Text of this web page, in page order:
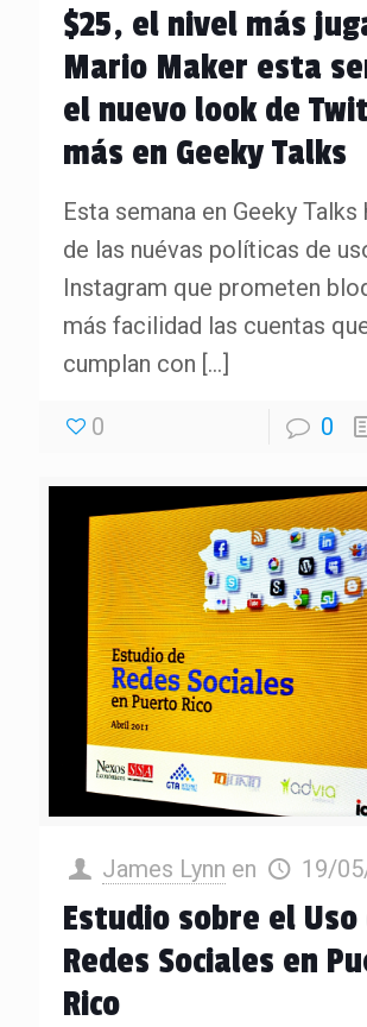
$25, el nivel más
Mario Maker esta
el nuevo look de
más en Geeky Talks
Esta semana en Geeky Talks
de las nuévas políticas de
Instagram que prometen
más facilidad las cuentas
cumplan con […]
0 0
James Lynn en 19/
Estudio sobre el
Redes Sociales en
Rico